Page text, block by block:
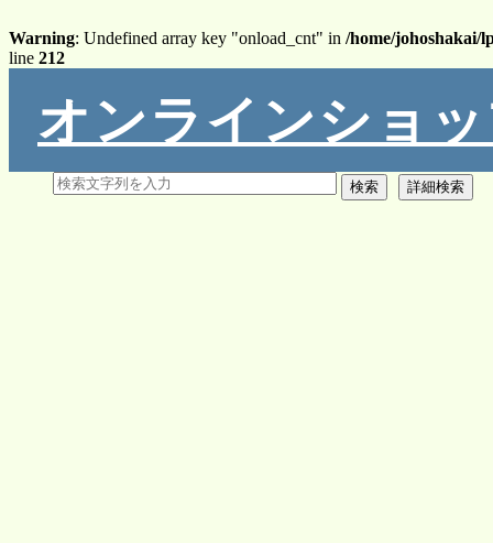
Warning: Undefined array key "onload_cnt" in /home/johoshakai/
line 212
オンラインショ